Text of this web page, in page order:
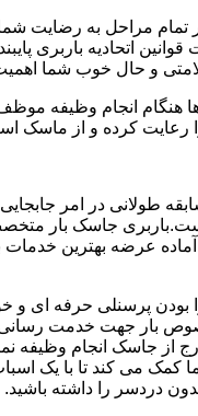
تمام مراحل به رضایت
قوانین اتحادیه باربری
و حال خوب شما
ها هنگام انجام وظیفه
رعایت کرده و از ماسک
طولانی در امر
جاسک بار
عرضه بهترین
بودن پرسنلی حرفه ای و
بار جهت خدمت رسانی
جاسک انجام وظیفه
کمک می کند تا با یک
دردسر را داشته باشید.